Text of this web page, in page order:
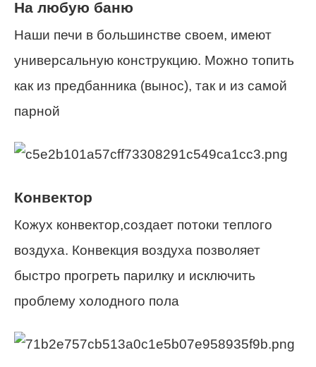
На любую баню
Наши печи в большинстве своем, имеют
универсальную конструкцию. Можно топить
как из предбанника (вынос), так и из самой
парной
Конвектор
Кожух конвектор,создает потоки теплого
воздуха. Конвекция воздуха позволяет
быстро прогреть парилку и исключить
проблему холодного пола